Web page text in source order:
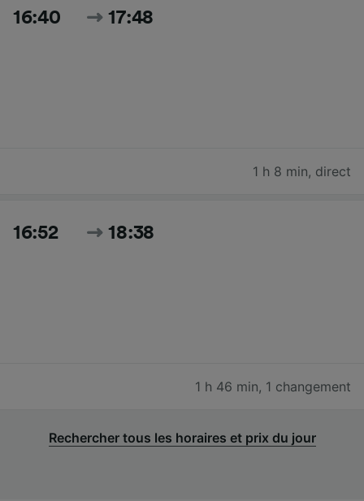
16:40 17:48
1 h 8 min, direct
16:52 18:38
1 h 46 min, 1 changement
Rechercher tous les horaires et prix du jour